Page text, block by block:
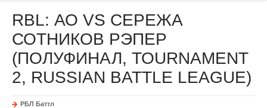
RBL: АО VS СЕРЕЖА
СОТНИКОВ РЭПЕР
(ПОЛУФИНАЛ, TOURNAMENT
2, RUSSIAN BATTLE LEAGUE)
РБЛ Баттл